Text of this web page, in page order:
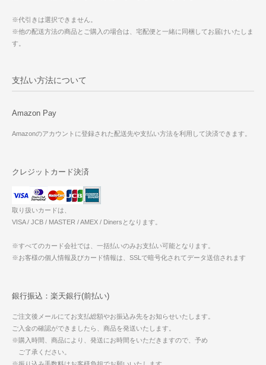
※代引きは選択できません。
※他の配送方法の商品とご購入の場合は、宅配便と一緒に同梱してお届けいたしま
す。
支払い方法について
Amazon Pay
Amazonのアカウントに登録された配送先や支払い方法を利用して決済できます。
クレジットカード決済
取り扱いカードは、
VISA / JCB / MASTER / AMEX / Dinersとなります。
※すべてのカード会社では、一括払いのみお支払い可能となります。
※お客様の個人情報及びカード情報は、SSLで暗号化されてデータ送信されます
銀行振込：楽天銀行(前払い)
ご注文後メールにてお支払総額やお振込み先をお知らせいたします。
ご入金の確認ができましたら、商品を発送いたします。
※購入時間、商品により、発送にお時間をいただきますので、予め
ご了承ください。